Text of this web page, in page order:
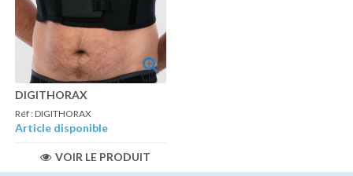
DIGITHORAX
Réf : DIGITHORAX
Article disponible
VOIR LE PRODUIT